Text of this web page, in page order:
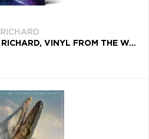
TYLER BATES & JOEL J. RICHARD, VINYL FROM THE WORLD OF JOHN WICK: BALLERINA